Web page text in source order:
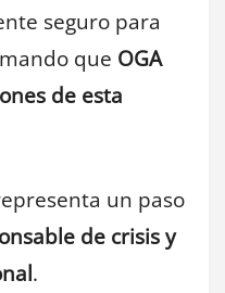
seguro para
que OGA
de esta
un paso
de crisis y
.